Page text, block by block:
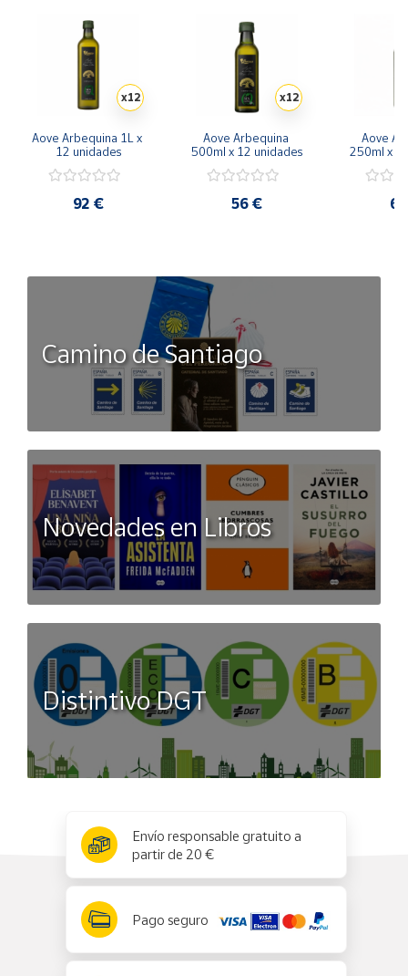
x12
Aove Arbequina 1L x
12 unidades
92 €
x12
Aove Arbequina
500ml x 12 unidades
56 €
Aove
250ml x
Camino de Santiago
Novedades en Libros
Distintivo DGT
Envío responsable gratuito a
partir de 20 €
Pago seguro